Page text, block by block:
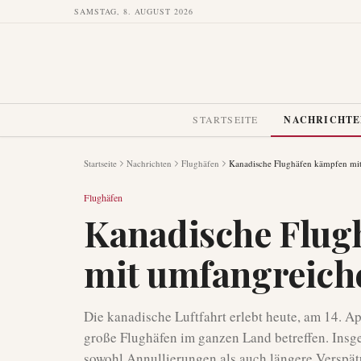
SAMSTAG, 8. AUGUST 2026
STARTSEITE
Startseite Nachrichten Flughäfen Kanadische Flughäfen kämpfen
Flughäfen
Kanadische
mit
Die kanadische Luftfahrt erlebt heute, am 14.
große Flughäfen im ganzen Land betreffen.